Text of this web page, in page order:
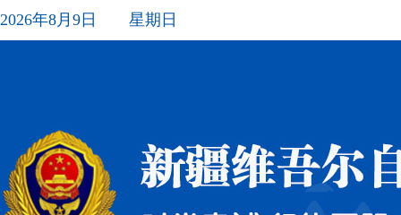
2026年8月9日 星期日